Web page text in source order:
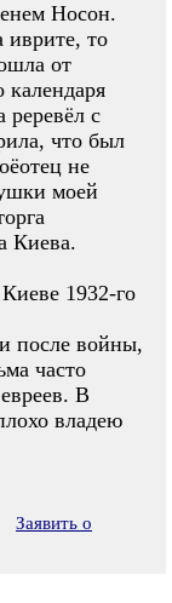
Носон.
то
от
календаря
реревёл с
что был
не
моей
Киева.
1932-го
после войны,
часто
В
владею
Заявить о